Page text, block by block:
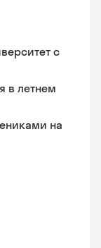
с
в летнем
на